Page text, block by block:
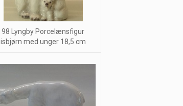
98 Lyngby Porcelænsfigur
isbjørn med unger 18,5 cm